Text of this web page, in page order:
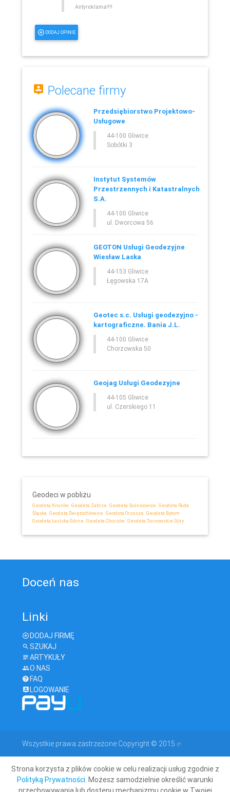
Antyreklama!!!!
DODAJ OPINIE
Polecane firmy
Przedsiębiorstwo Projektowo-
Usługowe
44-100 Gliwice
Sobótki 3
Instytut Systemów
Przestrzennych i Katastralnych
S.A.
44-100 Gliwice
ul. Dworcowa 56
GEOTON Usługi Geodezyjne
Wiesław Laska
44-153 Gliwice
Łęgowska 17A
Geotec s.c. Usługi geodezyjno -
kartograficzne. Bania J.L.
44-100 Gliwice
Chorzowska 50
Geojag Usługi Geodezyjne
44-105 Gliwice
ul. Czerskiego 11
Geodeci w pobliżu
Geodeta Knurów Geodeta Zabrze Geodeta Sośnicowice Geodeta Ruda
Śląska Geodeta Świętochłowice Geodeta Orzesze Geodeta Bytom
Geodeta Łaziska Górne Geodeta Chorzów Geodeta Tarnowskie Góry
Doceń nas
Linki
DODAJ FIRMĘ
SZUKAJ
ARTYKUŁY
O NAS
FAQ
LOGOWANIE
Wszystkie prawa zastrzeżone Copyright © 2015 e-
geodeta.com
Strona korzysta z plików cookie w celu realizacji usług zgodnie z
Polityką Prywatności . Możesz samodzielnie określić warunki